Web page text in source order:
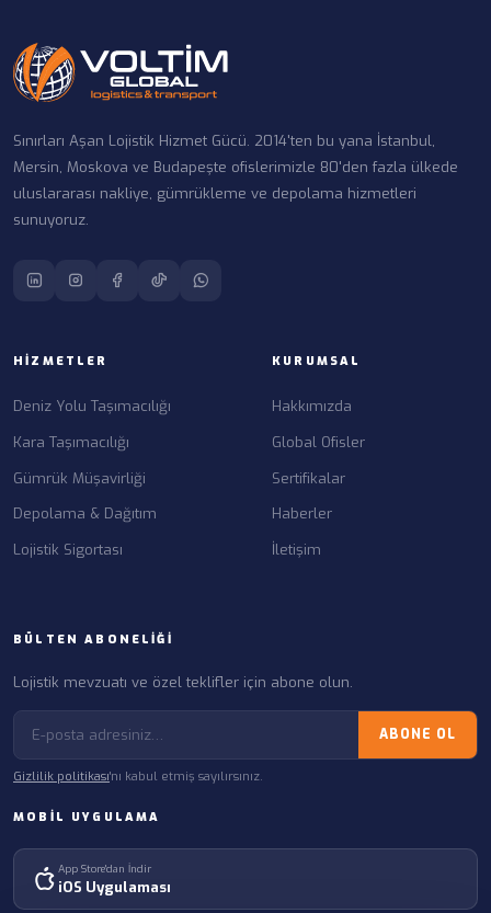
Sınırları Aşan Lojistik Hizmet Gücü. 2014'ten bu yana İstanbul,
Mersin, Moskova ve Budapeşte ofislerimizle 80'den fazla ülkede
uluslararası nakliye, gümrükleme ve depolama hizmetleri
sunuyoruz.
HIZMETLER
Deniz Yolu Taşımacılığı
Kara Taşımacılığı
Gümrük Müşavirliği
Depolama & Dağıtım
Lojistik Sigortası
KURUMSAL
Hakkımızda
Global Ofisler
Sertifikalar
Haberler
İletişim
BÜLTEN ABONELIĞI
Lojistik mevzuatı ve özel teklifler için abone olun.
ABONE OL
Gizlilik politikası'nı kabul etmiş sayılırsınız.
MOBIL UYGULAMA
App Store'dan İndir
iOS Uygulaması